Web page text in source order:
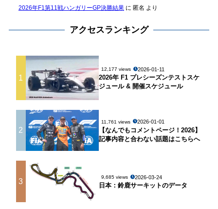
2026年F1第11戦ハンガリーGP決勝結果に 匿名 より
アクセスランキング
1
12,177 views 2026-01-11
2026年 F1 プレシーズンテストスケ
ジュール & 開催スケジュール
2
11,761 views 2026-01-01
【なんでもコメントページ！2026】
記事内容と合わない話題はこちらへ
3 9,685 views 2026-03-24
日本：鈴鹿サーキットのデータ